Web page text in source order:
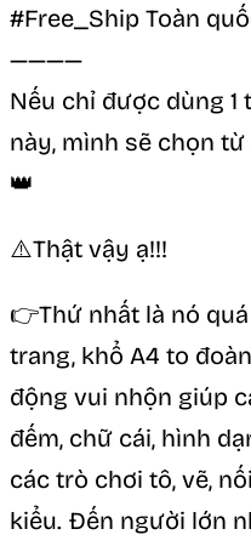
#Free_Ship Toàn
————
Nếu chỉ được dùng
này, mình sẽ chọn từ
👑
⚠️Thật vậy ạ!!!
👉Thứ nhất là nó
trang, khổ A4 to
động vui nhộn giúp
đếm, chữ cái, hình
các trò chơi tô, vẽ,
kiểu. Đến người lớn